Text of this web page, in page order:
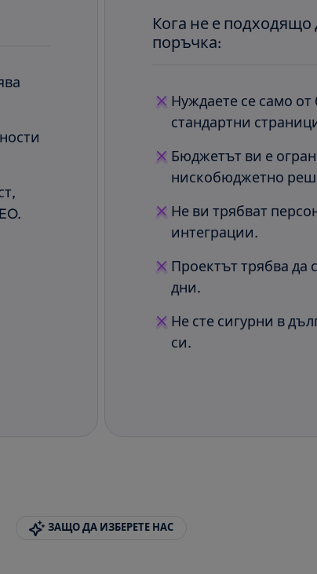
Кога не е подходящо
поръчка:
Нуждаете се само от
стандартни
Бюджетът ви е
нискобюджетно
Не ви трябват
интеграции.
Проектът трябва да
дни.
Не сте сигурни в
си.
ЗАЩО ДА ИЗБЕРЕТЕ НАС